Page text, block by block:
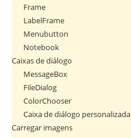
Frame
LabelFrame
Menubutton
Notebook
Caixas de diálogo
MessageBox
FileDialog
ColorChooser
Caixa de diálogo personalizada
Carregar imagens